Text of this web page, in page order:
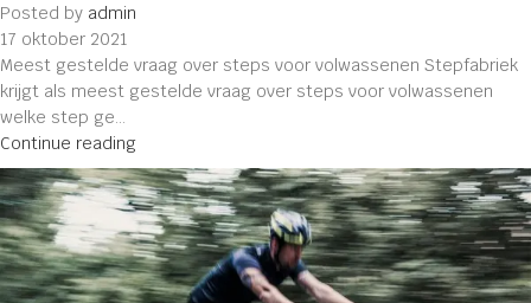
Posted by admin
17 oktober 2021
Meest gestelde vraag over steps voor volwassenen Stepfabriek
krijgt als meest gestelde vraag over steps voor volwassenen
welke step ge...
Continue reading